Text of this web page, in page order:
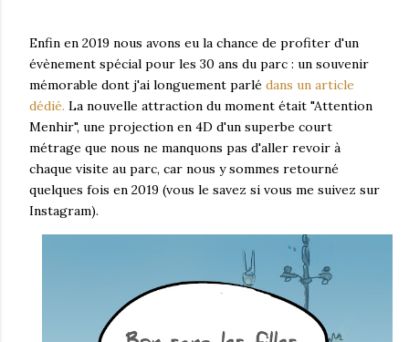
Enfin en 2019 nous avons eu la chance de profiter d'un
évènement spécial pour les 30 ans du parc : un souvenir
mémorable dont j'ai longuement parlé dans un article
dédié. La nouvelle attraction du moment était "Attention
Menhir", une projection en 4D d'un superbe court
métrage que nous ne manquons pas d'aller revoir à
chaque visite au parc, car nous y sommes retourné
quelques fois en 2019 (vous le savez si vous me suivez sur
Instagram).